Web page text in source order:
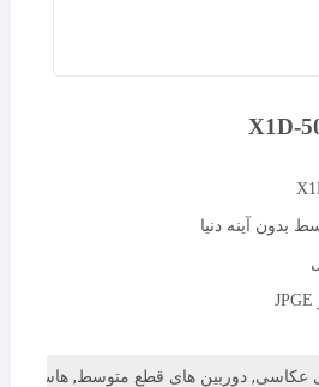
بدون آینه دنیا
عکاسی, دوربین های قطع متوسط, هاسلبلاد